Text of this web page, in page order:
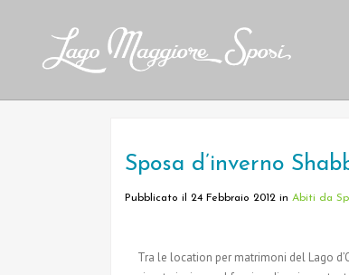
Sposa d’inverno
Pubblicato il 24 Febbraio 2012 in Abiti da
Tra le location per matrimoni del Lago